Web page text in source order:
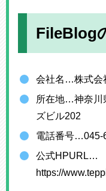
FileBlog
会社名…株式会
所在地…神奈川
ズビル202
電話番号…045-
公式HPURL…
https://